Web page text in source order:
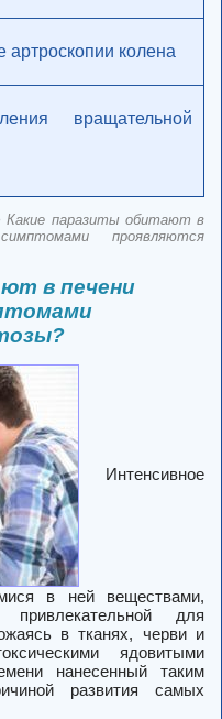
артроскопии колена
вращательной
паразиты обитают в
проявляются
в печени
Интенсивное
в ней веществами,
для
в тканях, черви и
ядовитыми
нанесенный таким
развития самых